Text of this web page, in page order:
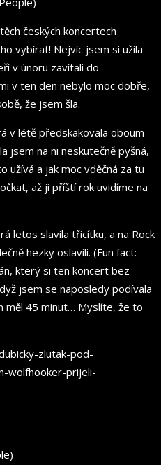
českých koncertech
vybírat! Nejvíc jsem si užila
v únoru zavítali do
v ten den nebylo moc dobře,
že jsem šla.
v létě předskakovala oboum
jsem na ni neskutečně pyšná,
užívá a jak moc vděčná za tu
až ji příští rok uvidíme na
letos slavila třicítku, a na Rock
hezky oslavili. (Fun fact:
který si ten koncert bez
jsem se naposledy podívala
měl 45 minut… Myslíte, že to
zlutak-pod-
wolfhooker-prijeli-